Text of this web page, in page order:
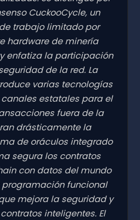
CuckooCycle, un
trabajo limitado por
hardware de minería
enfatiza la participación
de la red. La
varias tecnologías
estatales para el
fuera de la
drásticamente la
de oráculos integrado
segura los contratos
con datos del mundo
programación funcional
mejora la seguridad y
inteligentes. El